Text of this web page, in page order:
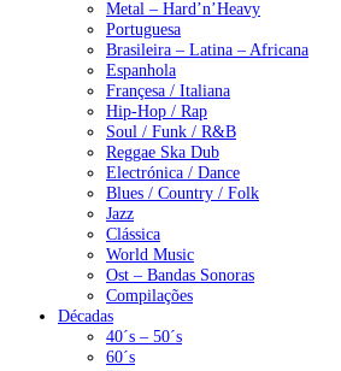
Metal – Hard’n’Heavy
Portuguesa
Brasileira – Latina – Africana
Espanhola
Françesa / Italiana
Hip-Hop / Rap
Soul / Funk / R&B
Reggae Ska Dub
Electrónica / Dance
Blues / Country / Folk
Jazz
Clássica
World Music
Ost – Bandas Sonoras
Compilações
Décadas
40´s – 50´s
60´s